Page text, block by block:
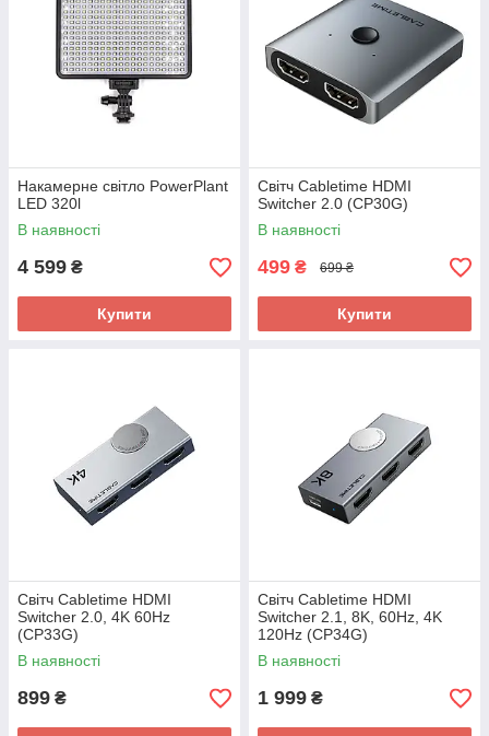
Накамерне світло PowerPlant
LED 320l
В наявності
4 599 ₴
Купити
Світч Сabletime HDMI
Switcher 2.0 (CP30G)
В наявності
499 ₴ 699 ₴
Купити
Світч Сabletime HDMI
Switcher 2.0, 4K 60Hz
(CP33G)
В наявності
899 ₴
Світч Сabletime HDMI
Switcher 2.1, 8K, 60Hz, 4K
120Hz (CP34G)
В наявності
1 999 ₴